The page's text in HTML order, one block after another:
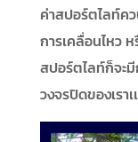
ค่าสปอร์ตไลท์ค
การเคลื่อนไหว ห
สปอร์ตไลท์ก็จะ
วงจรปิดของเรา